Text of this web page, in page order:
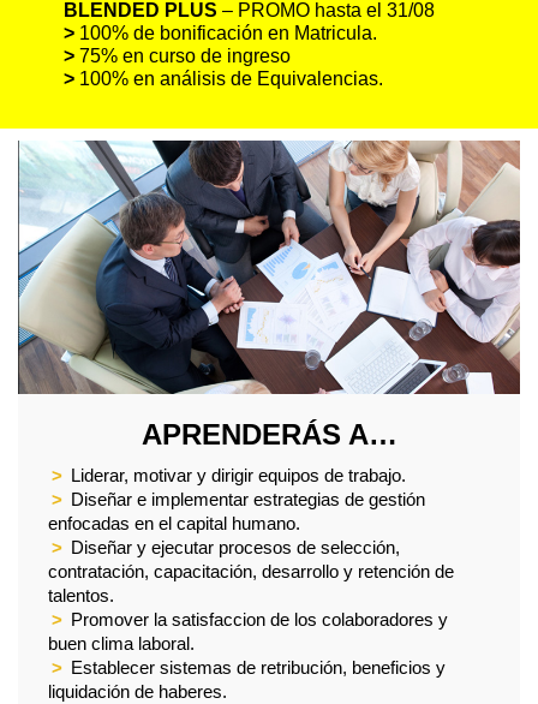
BLENDED PLUS – PROMO hasta el 31/08
> 100% de bonificación en Matricula.
> 75% en curso de ingreso
> 100% en análisis de Equivalencias.
APRENDERÁS A…
> Liderar, motivar y dirigir equipos de trabajo.
> Diseñar e implementar estrategias de gestión
enfocadas en el capital humano.
> Diseñar y ejecutar procesos de selección,
contratación, capacitación, desarrollo y retención de
talentos.
> Promover la satisfaccion de los colaboradores y
buen clima laboral.
> Establecer sistemas de retribución, beneficios y
liquidación de haberes.